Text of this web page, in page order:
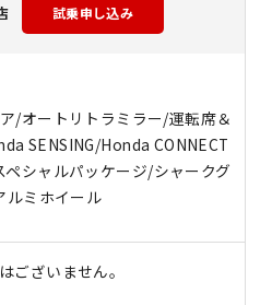
/オートリトラミラー/運転席＆
SENSING/Honda CONNECT
シャルパッケージ/シャークグ
ルミホイール
ございません。